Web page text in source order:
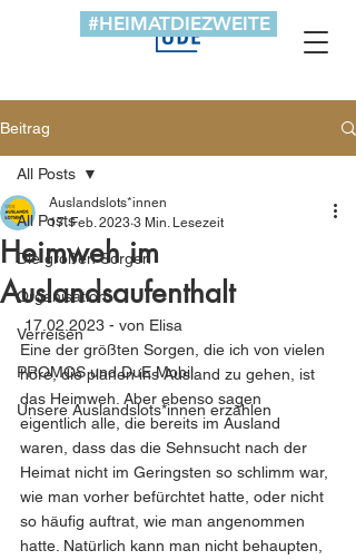
#HEIMATDIEZWEITE
Beitrag
All Posts
Die großen Sorgen
Organisation
Verreisen
PROMOS und DuE Mobil
Unsere Auslandslots*innen erzählen
All Posts
Heimweh im
Auslandsaufenthalt
Auslandslots*innen
17. Feb. 2023 3 Min. Lesezeit
17.02.2023 - von Elisa
Eine der größten Sorgen, die ich von vielen
höre, die planen ins Ausland zu gehen, ist
das Heimweh. Aber ebenso sagen
eigentlich alle, die bereits im Ausland
waren, dass das die Sehnsucht nach der
Heimat nicht im Geringsten so schlimm war,
wie man vorher befürchtet hatte, oder nicht
so häufig auftrat, wie man angenommen
hatte. Natürlich kann man nicht behaupten,